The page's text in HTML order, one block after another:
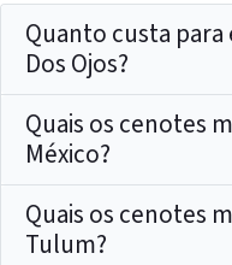
Quanto custa
Dos Ojos?
Quais os cenotes
México?
Quais os cenotes
Tulum?